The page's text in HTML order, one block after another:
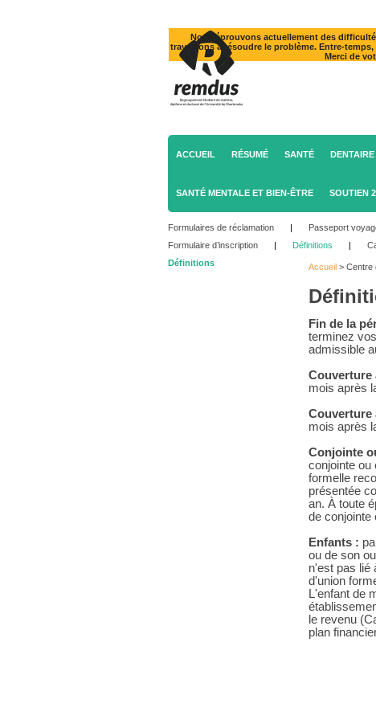
Nous éprouvons actuellement des
travaillons à résoudre le problème. Entre-
Merci de
ACCUEIL RÉSUMÉ SANTÉ DENTAIRE
SANTÉ MENTALE ET BIEN-ÊTRE SOUTIEN
Formulaires de réclamation | Passeport
Formulaire d’inscription
| Définitions |
Définitions
Accueil > Centre
Fin de la
terminez
admissible
Couverture
mois après
Couverture
mois après
Conjointe
conjointe ou
formelle
présentée
an. À toute
de conjointe
Enfants :
ou de son
n'est pas lié
d'union
L'enfant de
le revenu
plan